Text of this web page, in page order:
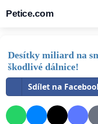
Petice.com
Desítky miliard na
škodlivé dálnice!
Sdílet na